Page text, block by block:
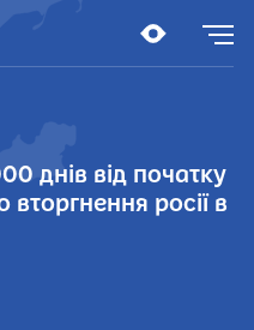
днів від початку
росії в